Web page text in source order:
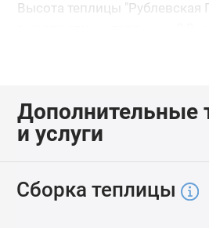
Высота теплицы "Рублевская
Высота указана с учетом
Каркас
Каркас выполнен из двойных
состоящих из прямоугольной
оцинкованной снаружи и
Торец теплицы также
Дополнительные
и услуги
Сборка теплицы